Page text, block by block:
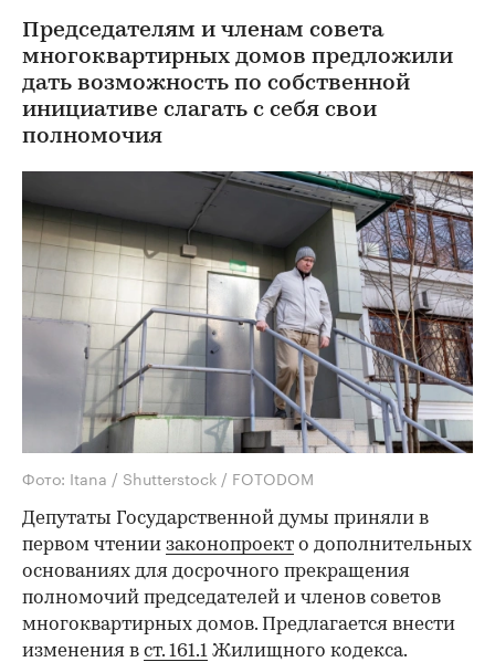
Председателям и членам совета
многоквартирных домов предложили
дать возможность по собственной
инициативе слагать с себя свои
полномочия
Фото: Itana / Shutterstock / FOTODOM
Депутаты Государственной думы приняли в
первом чтении законопроект о дополнительных
основаниях для досрочного прекращения
полномочий председателей и членов советов
многоквартирных домов. Предлагается внести
изменения в ст. 161.1 Жилищного кодекса.